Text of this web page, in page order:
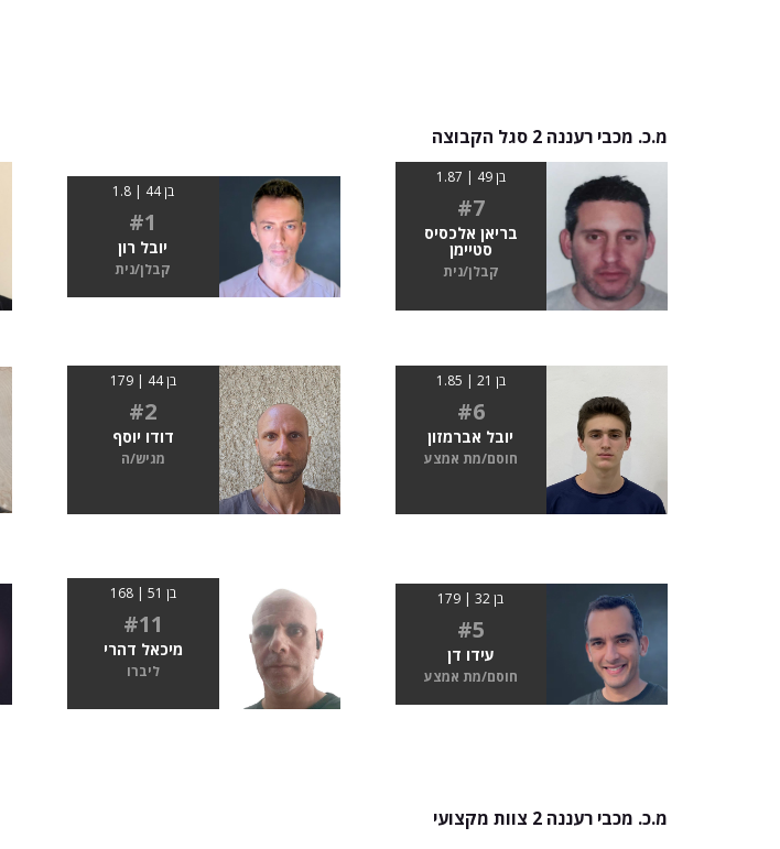
מ.כ. מכבי רעננה 2 סגל הקבוצה
בן 49 | 1.87
#7
בריאן אלכסיס
סטיימן
קבלן/נית
בן 44 | 1.8
#1
יובל רון
קבלן/נית
בן 21 | 1.85
#6
יובל אברמזון
חוסם/מת אמצע
בן 44 | 179
#2
דודו יוסף
מגיש/ה
בן 32 | 179
#5
עידו דן
חוסם/מת אמצע
בן 51 | 168
#11
מיכאל דהרי
ליברו
מ.כ. מכבי רעננה 2 צוות מקצועי